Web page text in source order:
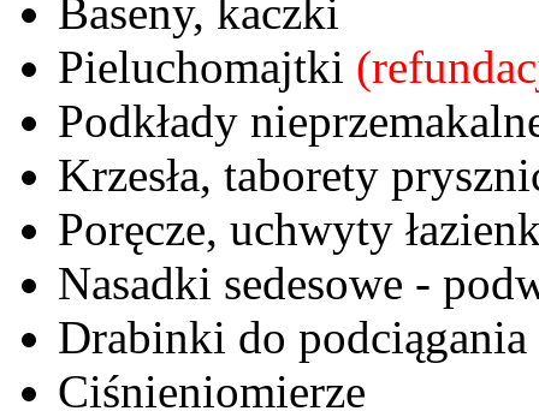
Baseny, kaczki
Pieluchomajtki
Podkłady
Krzesła, taborety
Poręcze, uchwyty
Nasadki sedesowe -
Drabinki do podciągania
Ciśnieniomierze